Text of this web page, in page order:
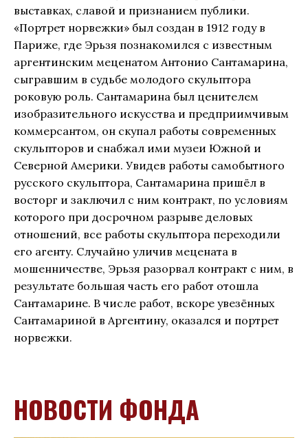
выставках, славой и признанием публики.
«Портрет норвежки» был создан в 1912 году в
Париже, где Эрьзя познакомился с известным
аргентинским меценатом Антонио Сантамарина,
сыгравшим в судьбе молодого скульптора
роковую роль. Сантамарина был ценителем
изобразительного искусства и предприимчивым
коммерсантом, он скупал работы современных
скульпторов и снабжал ими музеи Южной и
Северной Америки. Увидев работы самобытного
русского скульптора, Сантамарина пришёл в
восторг и заключил с ним контракт, по условиям
которого при досрочном разрыве деловых
отношений, все работы скульптора переходили
его агенту. Случайно уличив мецената в
мошенничестве, Эрьзя разорвал контракт с ним, в
результате большая часть его работ отошла
Сантамарине. В числе работ, вскоре увезённых
Сантамариной в Аргентину, оказался и портрет
норвежки.
НОВОСТИ ФОНДА